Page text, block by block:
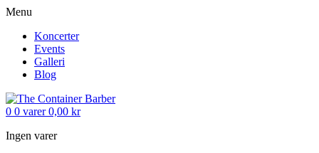
Menu
Koncerter
Events
Galleri
Blog
0 0 varer 0,00 kr
Ingen varer